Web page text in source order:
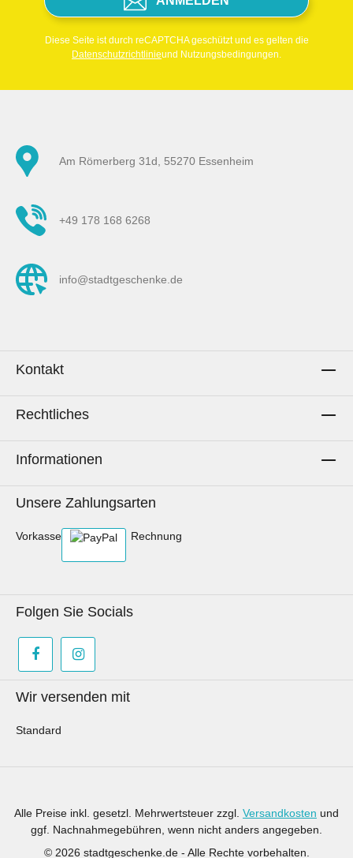
Diese Seite ist durch reCAPTCHA geschützt und es gelten die
Datenschutzrichtlinieund Nutzungsbedingungen.
Am Römerberg 31d, 55270 Essenheim
+49 178 168 6268
info@stadtgeschenke.de
Kontakt
Rechtliches
Informationen
Unsere Zahlungsarten
Vorkasse Rechnung
Folgen Sie Socials
Wir versenden mit
Standard
Alle Preise inkl. gesetzl. Mehrwertsteuer zzgl. Versandkosten und
ggf. Nachnahmegebühren, wenn nicht anders angegeben.
© 2026 stadtgeschenke.de - Alle Rechte vorbehalten.